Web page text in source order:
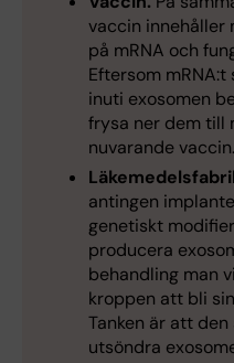
vaccin innehåller
på mRNA och
Eftersom mRNA:t
inuti exosomen
frysa ner dem till
nuvarande vaccin.
antingen
genetiskt
producera
behandling man
kroppen att bli
Tanken är att
utsöndra